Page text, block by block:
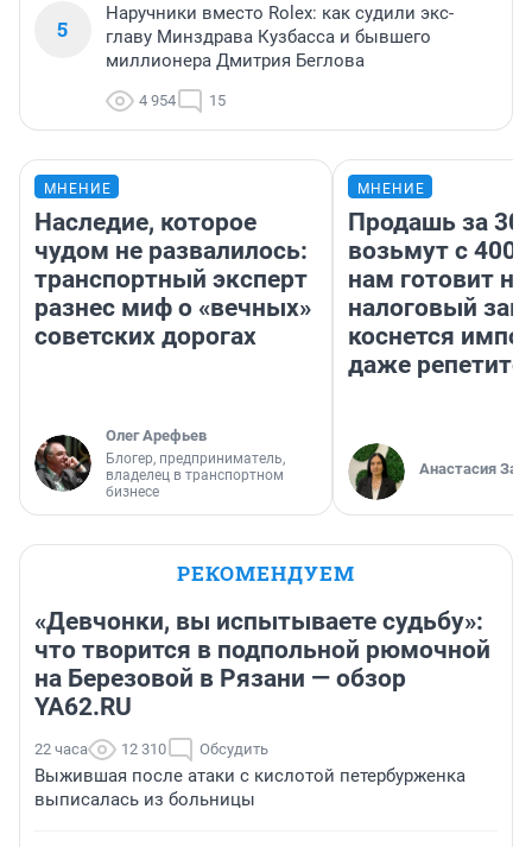
5
Наручники вместо Rolex: как судили экс-
главу Минздрава Кузбасса и бывшего
миллионера Дмитрия Беглова
4 954 15
МНЕНИЕ
Наследие, которое
чудом не развалилось:
транспортный эксперт
разнес миф о «вечных»
советских дорогах
Олег Арефьев
Блогер, предприниматель,
владелец в транспортном
бизнесе
МНЕНИЕ
Продашь за
возьмут с
нам готовит
налоговый
коснется
даже
Анастасия
РЕКОМЕНДУЕМ
«Девчонки, вы испытываете судьбу»:
что творится в подпольной рюмочной
на Березовой в Рязани — обзор
YA62.RU
22 часа 12 310 Обсудить
Выжившая после атаки с кислотой петербурженка
выписалась из больницы